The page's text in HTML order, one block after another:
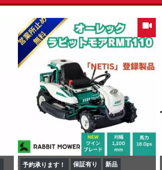
予約承ります！ 保証有り 新品